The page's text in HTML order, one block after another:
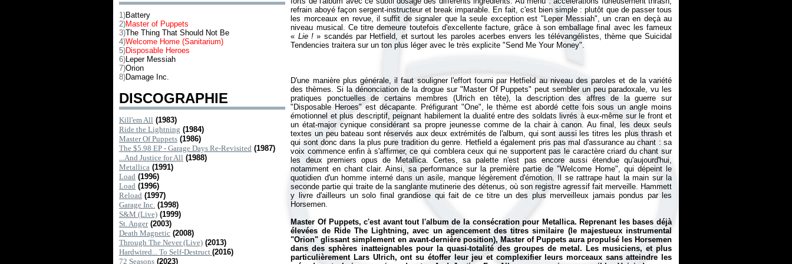
1)Battery
2)Master of Puppets
3)The Thing That Should Not Be
4)Welcome Home (Sanitarium)
5)Disposable Heroes
6)Leper Messiah
7)Orion
8)Damage Inc.
DISCOGRAPHIE
Kill'em All (1983)
Ride the Lightning (1984)
Master Of Puppets (1986)
The $5.98 EP - Garage Days Re-Revisited (1987)
...And Justice for All (1988)
Metallica (1991)
Load (1996)
Load (1996)
Reload (1997)
Garage Inc. (1998)
S&M (Live) (1999)
St. Anger (2003)
Death Magnetic (2008)
Through The Never (Live) (2013)
Hardwired... To Self-Destruct (2016)
72 Seasons (2023)
refrain aboyé façon sergent-instructeur et break imparable. En fait, c'est bien simple : plutôt que de passer tous
les morceaux en revue, il suffit de signaler que la seule exception est "Leper Messiah", un cran en deçà au
niveau musical. Ce titre demeure toutefois d'excellente facture, grâce à son emballage final avec les fameux
« Lie ! » scandés par Hetfield, et surtout les paroles acerbes envers les télévangélistes, thème que Suicidal
D'une manière plus générale, il faut souligner l'effort fourni par Hetfield au niveau des paroles et de la variété
des thèmes. Si la dénonciation de la drogue sur "Master Of Puppets" peut sembler un peu paradoxale, vu les
pratiques ponctuelles de certains membres (Ulrich en tête), la description des affres de la guerre sur
"Disposable Heroes" est décapante. Préfigurant "One", le thème est abordé cette fois sous un angle moins
émotionnel et plus descriptif, peignant habilement la dualité entre des soldats livrés à eux-même sur le front et
un état-major cynique considérant sa propre jeunesse comme de la chair à canon. Au final, les deux seuls
textes un peu bateau sont réservés aux deux extrémités de l'album, qui sont aussi les titres les plus thrash et
qui sont donc dans la plus pure tradition du genre. Hetfield a également pris pas mal d'assurance au chant : sa
voix commence enfin à s'affirmer, ce qui comblera ceux qui ne supportent pas le caractère criard du chant sur
les deux premiers opus de Metallica. Certes, sa palette n'est pas encore aussi étendue qu'aujourd'hui,
notamment en chant clair. Ainsi, sa performance sur la première partie de "Welcome Home", qui dépeint le
quotidien d'un homme interné dans un asile, manque légèrement d'émotion. Il se rattrape haut la main sur la
seconde partie qui traite de la sanglante mutinerie des détenus, où son registre agressif fait merveille. Hammett
y livre d'ailleurs un solo final grandiose qui fait de ce titre un des plus merveilleux jamais pondus par les
Horsemen.
Master Of Puppets, c'est avant tout l'album de la consécration pour Metallica. Reprenant les bases déjà
élevées de Ride The Lightning, avec un agencement des titres similaire (le majestueux instrumental
"Orion" glissant simplement en avant-dernière position), Master of Puppetsaura propulsé les Horsemen
dans des sphères inatteignables pour la quasi-totalité des groupes de metal. Les musiciens, et plus
particulièrement Lars Ulrich, ont su étoffer leur jeu et complexifier leurs morceaux sans atteindre les